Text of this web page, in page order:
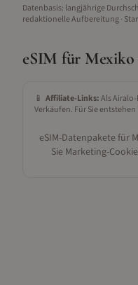
Datenbasis: langjährige
redaktionelle Aufbereitung·
eSIM für Mexiko
📱 Affiliate-Links:Als
Verkäufen. Für Sie
eSIM-Datenpakete für
Sie Marketing-